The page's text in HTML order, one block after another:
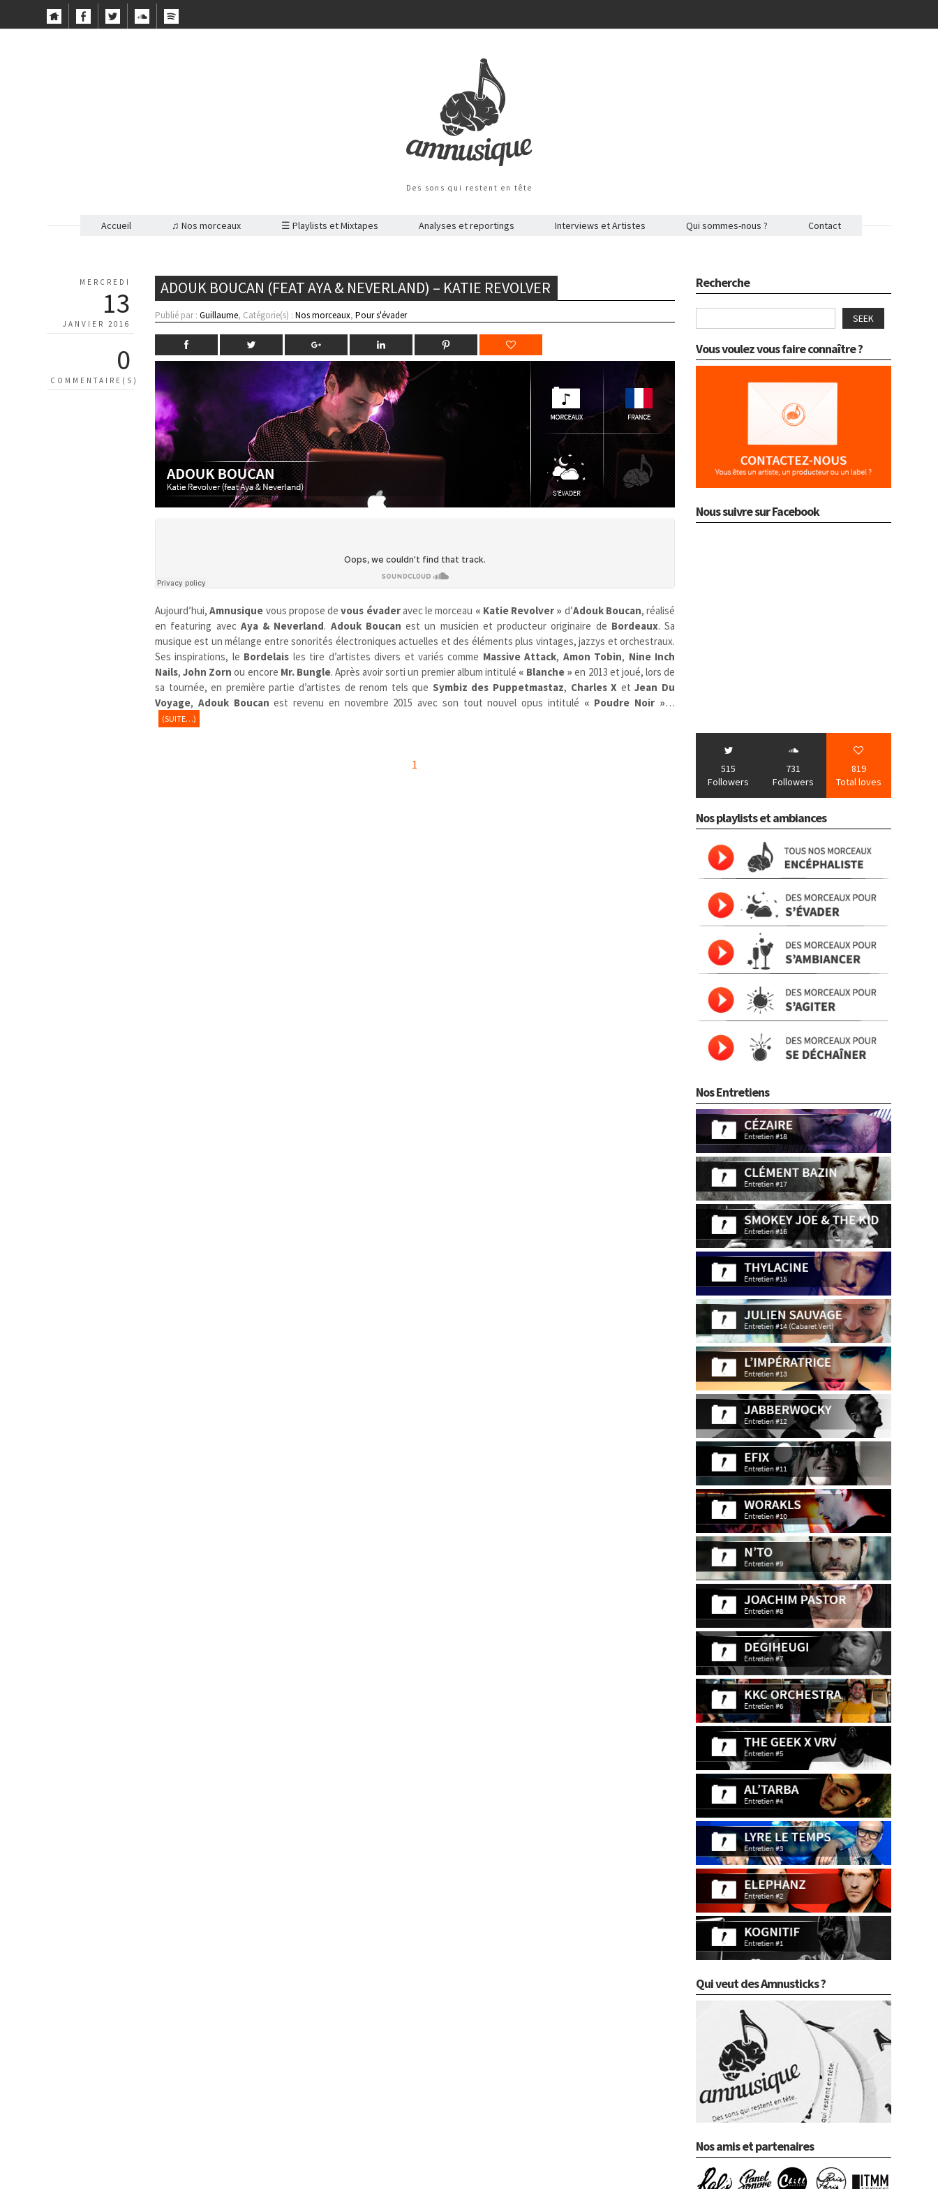
Des sons qui restent en tête
Accueil ♫ Nos morceaux ☰ Playlists et Mixtapes Analyses et reportings Interviews et Artistes Qui sommes-nous ? Contact
MERCREDI
13
JANVIER 2016
0
COMMENTAIRE(S)
ADOUK BOUCAN (FEAT AYA & NEVERLAND) – KATIE REVOLVER
Publié par :Guillaume, Catégorie(s) :Nos morceaux,Pour s'évader
Aujourd’hui,Amnusique vous propose de vous évaderavec le morceau « Katie Revolver » d’Adouk Boucan, réalisé
en featuring avec Aya & Neverland. Adouk Boucan est un musicien et producteur originaire de Bordeaux. Sa
musique est un mélange entre sonorités électroniques actuelles et des éléments plus vintages, jazzys et orchestraux.
Ses inspirations, le Bordelais les tire d’artistes divers et variés comme Massive Attack, Amon Tobin, Nine Inch
Nails,John Zorn ou encore Mr. Bungle. Après avoir sorti un premier album intitulé « Blanche » en 2013 et joué, lors de
sa tournée, en première partie d’artistes de renom tels que Symbiz des Puppetmastaz, Charles X etJean Du
Voyage, Adouk Boucan est revenu en novembre 2015 avec son tout nouvel opus intitulé « Poudre Noir »…
(SUITE…)
1
Recherche
SEEK
Vous voulez vous faire connaître ?
Nous suivre sur Facebook
515
Followers
731
Followers
819
Total loves
Nos playlists et ambiances
Nos Entretiens
Qui veut des Amnusticks ?
Nos amis et partenaires